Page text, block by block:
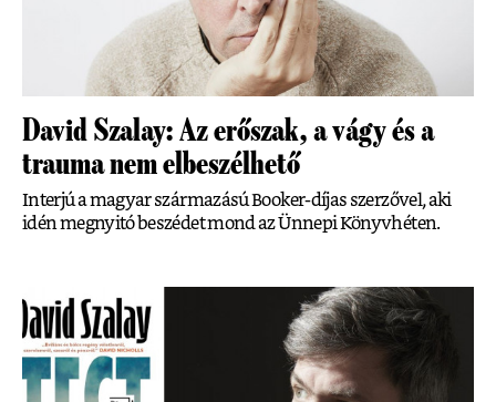
David Szalay: Az erőszak, a vágy és a
trauma nem elbeszélhető
Interjú a magyar származású Booker-díjas szerzővel, aki
idén megnyitó beszédet mond az Ünnepi Könyvhéten.